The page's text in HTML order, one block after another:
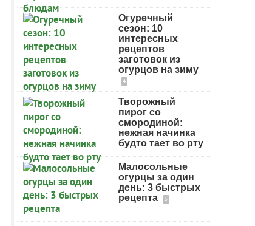
Огуречный
сезон: 10
интересных
рецептов
заготовок из
огурцов на зиму
4
Творожный
пирог со
смородиной:
нежная начинка
будто тает во рту
Малосольные
огурцы за один
день: 3 быстрых
рецепта
5